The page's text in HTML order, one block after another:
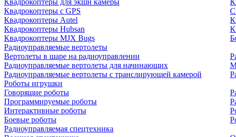
Квадрокоптеры для экшн камеры
Квадрокоптеры с GPS
Квадрокоптеры Autel
Квадрокоптеры Hubsan
Квадрокоптеры MJX Bugs
Радиоуправляемые вертолеты
Вертолеты в шаре на радиоуправлении
Радиоуправляемые вертолеты для начинающих
Радиоуправляемые вертолеты с транслирующей камерой
Роботы игрушки
Говорящие роботы
Программируемые роботы
Интерактивные роботы
Боевые роботы
Радиоуправляемая спецтехника